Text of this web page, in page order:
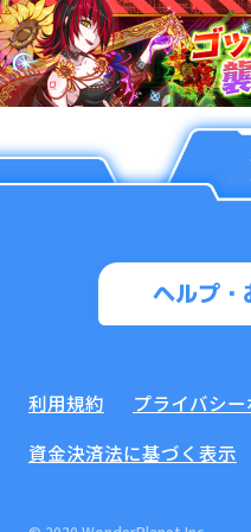
ヘルプ・
利用規約 プライバシ
資金決済法に基づく表示